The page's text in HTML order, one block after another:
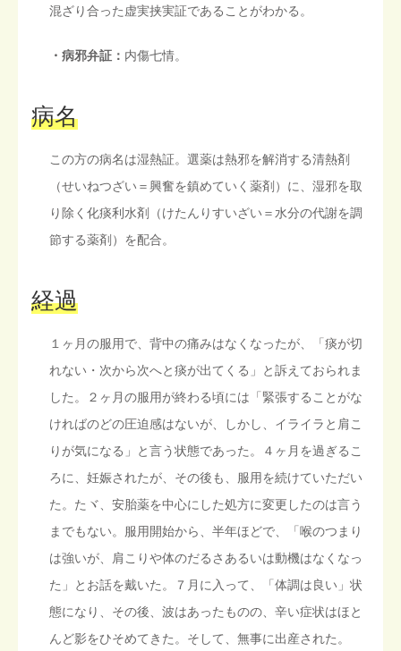
混ざり合った虚実挟実証であることがわかる。
・病邪弁証： 内傷七情。
病名
この方の病名は湿熱証。選薬は熱邪を解消する清熱剤
（せいねつざい＝興奮を鎮めていく薬剤）に、湿邪を取
り除く化痰利水剤（けたんりすいざい＝水分の代謝を調
節する薬剤）を配合。
経過
１ヶ月の服用で、背中の痛みはなくなったが、「痰が切
れない・次から次へと痰が出てくる」と訴えておられま
した。２ヶ月の服用が終わる頃には「緊張することがな
ければのどの圧迫感はないが、しかし、イライラと肩こ
りが気になる」と言う状態であった。４ヶ月を過ぎるこ
ろに、妊娠されたが、その後も、服用を続けていただい
た。たヾ、安胎薬を中心にした処方に変更したのは言う
までもない。服用開始から、半年ほどで、「喉のつまり
は強いが、肩こりや体のだるさあるいは動機はなくなっ
た」とお話を戴いた。７月に入って、「体調は良い」状
態になり、その後、波はあったものの、辛い症状はほと
んど影をひそめてきた。そして、無事に出産された。